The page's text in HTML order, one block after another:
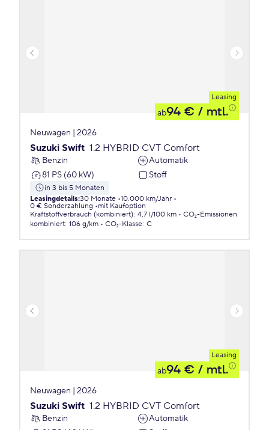
Leasing
ab94 € / mtl.
Neuwagen | 2026
Suzuki Swift 1.2 HYBRID CVT Comfort
Benzin
Automatik
81 PS (60 kW)
Stoff
in 3 bis 5 Monaten
Leasingdetails:30 Monate 10.000 km/Jahr
0 € Sonderzahlung
mit Kaufoption
Kraftstoffverbrauch (kombiniert): 4,7 l/100 km
CO₂-Emissionen
kombiniert: 106 g/km CO₂-Klasse: C
Leasing
ab94 € / mtl.
Neuwagen | 2026
Suzuki Swift 1.2 HYBRID CVT Comfort
Benzin
Automatik